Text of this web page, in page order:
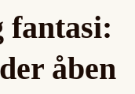
fantasi:
åben